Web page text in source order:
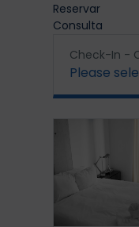
Reservar
Consulta
Check-In -
Please